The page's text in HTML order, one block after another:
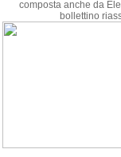
composta anche da
bollettino